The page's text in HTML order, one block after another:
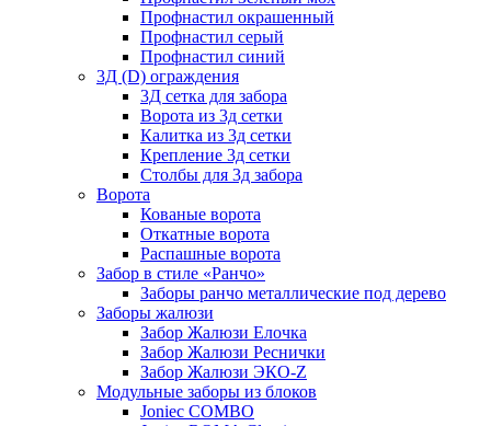
Профнастил окрашенный
Профнастил серый
Профнастил синий
3Д (D) ограждения
3Д сетка для забора
Ворота из 3д сетки
Калитка из 3д сетки
Крепление 3д сетки
Столбы для 3д забора
Ворота
Кованые ворота
Откатные ворота
Распашные ворота
Забор в стиле «Ранчо»
Заборы ранчо металлические под дерево
Заборы жалюзи
Забор Жалюзи Елочка
Забор Жалюзи Реснички
Забор Жалюзи ЭКО-Z
Модульные заборы из блоков
Joniec COMBO